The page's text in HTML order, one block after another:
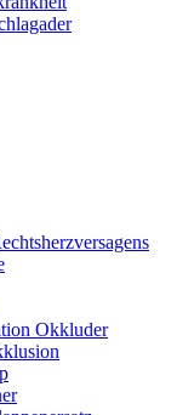
Okkluder